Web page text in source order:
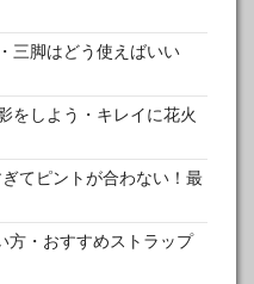
三脚はどう使えばいい
をしよう・キレイに花火
てピントが合わない！最
方・おすすめストラップ